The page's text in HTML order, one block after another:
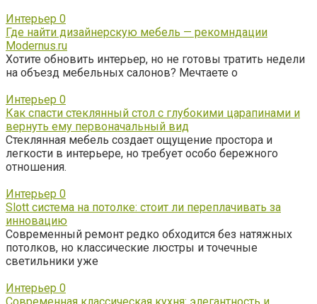
Интерьер 0
Где найти дизайнерскую мебель — рекомндации
Modernus.ru
Хотите обновить интерьер, но не готовы тратить недели
на объезд мебельных салонов? Мечтаете о
Интерьер 0
Как спасти стеклянный стол с глубокими царапинами и
вернуть ему первоначальный вид
Стеклянная мебель создает ощущение простора и
легкости в интерьере, но требует особо бережного
отношения.
Интерьер 0
Slott система на потолке: стоит ли переплачивать за
инновацию
Современный ремонт редко обходится без натяжных
потолков, но классические люстры и точечные
светильники уже
Интерьер 0